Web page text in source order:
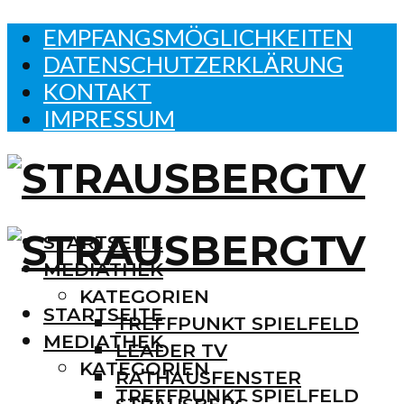
EMPFANGSMÖGLICHKEITEN
DATENSCHUTZERKLÄRUNG
KONTAKT
IMPRESSUM
STARTSEITE
MEDIATHEK
KATEGORIEN
TREFFPUNKT SPIELFELD
LEADER TV
RATHAUSFENSTER
STARTSEITE
MEDIATHEK
KATEGORIEN
TREFFPUNKT SPIELFELD